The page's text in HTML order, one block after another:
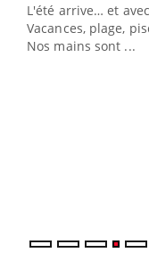
L'été arrive… et
Vacances, plage,
Nos mains sont ...